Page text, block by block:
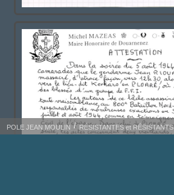
POLE JEAN MOULIN RÉSISTANTES et RÉSISTANTS